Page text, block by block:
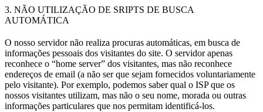
3. NÃO UTILIZAÇÃO DE SRIPTS DE BUSCA
AUTOMÁTICA
O nosso servidor não realiza procuras automáticas, em busca de
informações pessoais dos visitantes do site. O servidor apenas
reconhece o “home server” dos visitantes, mas não reconhece
endereços de email (a não ser que sejam fornecidos voluntariamente
pelo visitante). Por exemplo, podemos saber qual o ISP que os
nossos visitantes utilizam, mas não o seu nome, morada ou outras
informações particulares que nos permitam identificá-los.